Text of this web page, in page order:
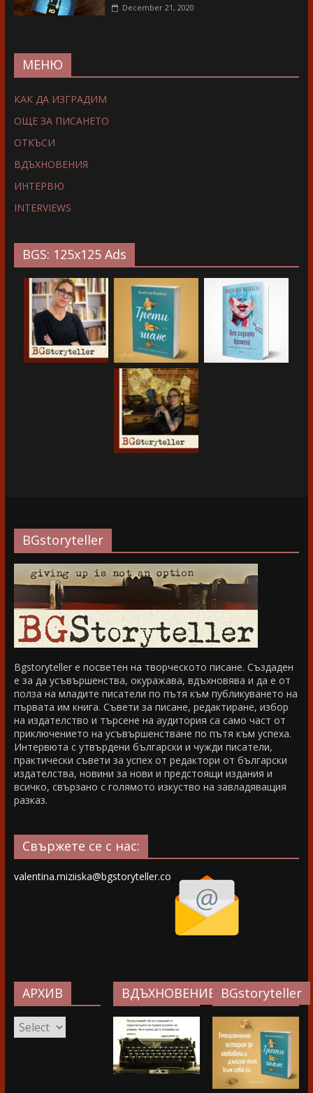
December 21, 2020
МЕНЮ
КАК ДА ИЗГРАДИМ
ОЩЕ ЗА ПИСАНЕТО
ОТКЪСИ
ВДЪХНОВЕНИЯ
ИНТЕРВЮ
INTERVIEWS
BGS: 125x125 Ads
BGstoryteller
Bgstoryteller е посветен на творческото писане. Създаден
е за да усъвършенства, окуражава, вдъхновява и да е от
полза на младите писатели по пътя към публикуването на
първата им книга. Съвети за писане, редактиране, избор
на издателство и търсене на аудитория са само част от
приключението на усъвършенстване по пътя към успеха.
Интервюта с утвърдени български и чужди писатели,
практически съвети за успех от редактори от български
издателства, новини за нови и предстоящи издания и
всичко, свързано с голямото изкуство на завладяващия
разказ.
Свържете се с нас:
valentina.miziiska@bgstoryteller.co
АРХИВ
АРХИВ
ВДЪХНОВЕНИЕ…BGstoryteller